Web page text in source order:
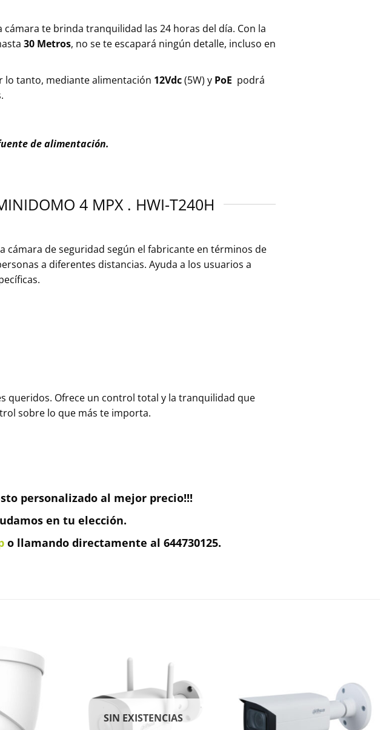
cámara te brinda tranquilidad las 24 horas del día. Con la
30 Metros, no se te escapará ningún detalle, incluso en
lo tanto, mediante alimentación 12Vdc(5W) y PoE podrá
de alimentación.
4 MPX . HWI-T240H
cámara de seguridad según el fabricante en términos de
a diferentes distancias. Ayuda a los usuarios a
queridos. Ofrece un control total y la tranquilidad que
sobre lo que más te importa.
personalizado al mejor precio!!!
en tu elección.
o llamando directamente al 644730125.
SIN EXISTENCIAS